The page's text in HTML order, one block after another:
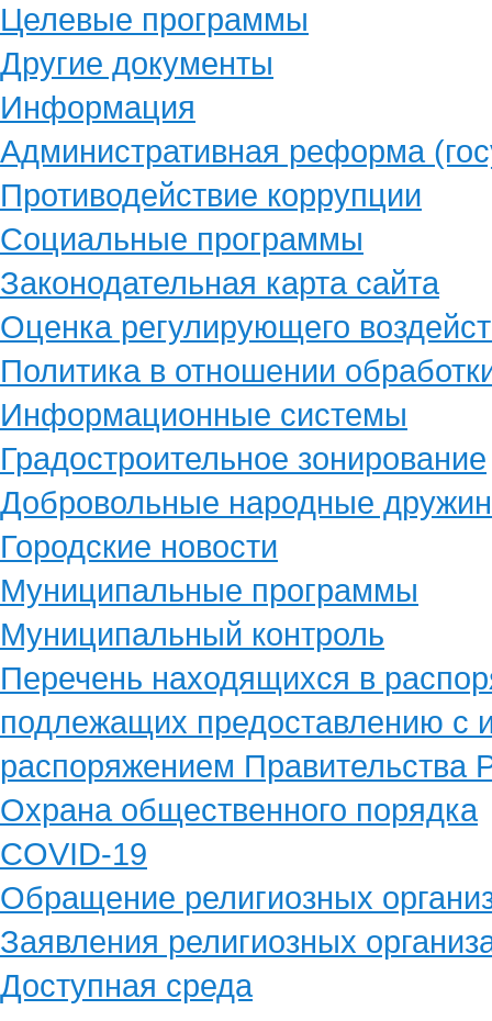
Целевые программы
Другие документы
Информация
Административная реформа
Противодействие коррупции
Социальные программы
Законодательная карта сайта
Оценка регулирующего
Политика в отношении
Информационные системы
Градостроительное зонирование
Добровольные народные
Городские новости
Муниципальные программы
Муниципальный контроль
Перечень находящихся в
подлежащих предоставлению с
распоряжением
Охрана общественного порядка
COVID-19
Обращение религиозных
Заявления религиозных
Доступная среда